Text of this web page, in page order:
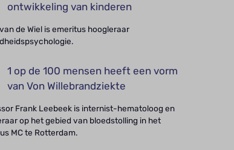
ontwikkeling van kinderen
de Wiel is emeritus hoogleraar
1 op de 100 mensen heeft een vorm
van Von Willebrandziekte
Frank Leebeek is internist-hematoloog en
op het gebied van bloedstolling in het
MC te Rotterdam.